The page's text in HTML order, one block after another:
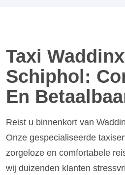
Taxi
Schiphol:
En
Reist u binnenkort van
Onze gespecialiseerde
zorgeloze en comfortabele
wij duizenden klanten